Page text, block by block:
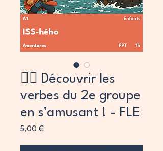
🏴‍☠️ Découvrir les
verbes du 2e groupe
en s’amusant ! - FLE
5,00 €Prix